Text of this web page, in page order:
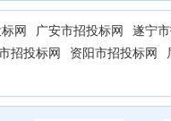
网 广安市招投标网 遂宁
招投标网 资阳市招投标网